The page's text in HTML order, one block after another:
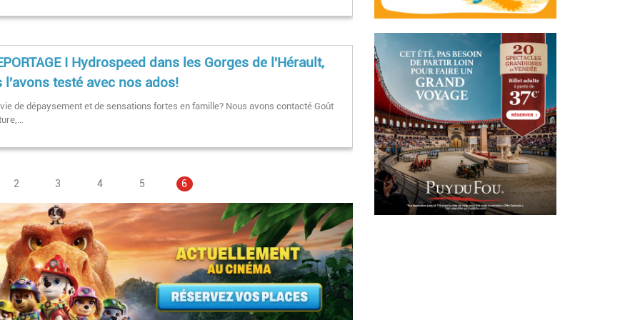
I Hydrospeed dans les Gorges de l'Hérault,
l'avons testé avec nos ados!
de dépaysement et de sensations fortes en famille? Nous avons contacté Goût
Pagination
Page
2 Page
3 Page
4 Page
5
Page
6